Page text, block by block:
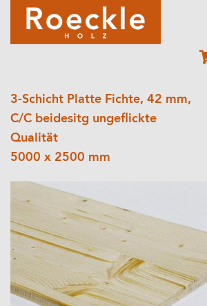
3-Schicht Platte Fichte, 42 mm,
C/C beidesitg ungeflickte
Qualität
5000 x 2500 mm